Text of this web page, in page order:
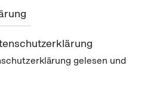
gelesen und